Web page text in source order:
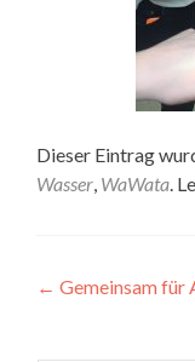
Dieser Eintrag
Wasser, WaWata.
Artikel-
← Gemeinsam für